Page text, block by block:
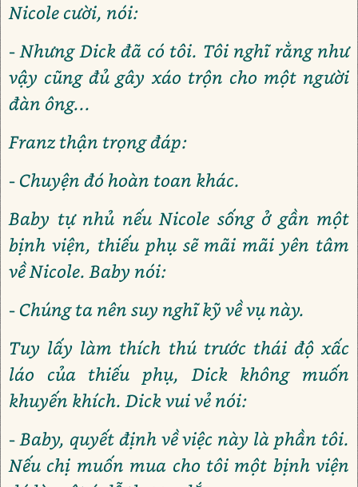
Nicole cười, nói:
- Nhưng Dick đã có tôi. Tôi nghĩ rằng như
vậy cũng đủ gây xáo trộn cho một người
đàn ông...
Franz thận trọng đáp:
- Chuyện đó hoàn toan khác.
Baby tự nhủ nếu Nicole sống ở gần một
bịnh viện, thiếu phụ sẽ mãi mãi yên tâm
về Nicole. Baby nói:
- Chúng ta nên suy nghĩ kỹ về vụ này.
Tuy lấy làm thích thú trước thái độ xấc
láo của thiếu phụ, Dick không muốn
khuyến khích. Dick vui vẻ nói:
- Baby, quyết định về việc này là phần tôi.
Nếu chị muốn mua cho tôi một bịnh viện